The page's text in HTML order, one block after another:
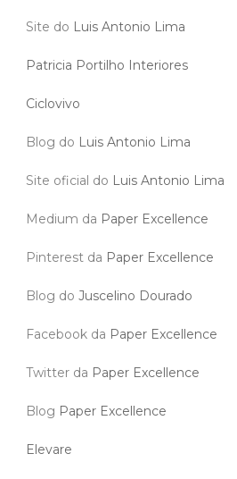
Site do Luis Antonio Lima
Patricia Portilho Interiores
Ciclovivo
Blog do Luis Antonio Lima
Site oficial do Luis Antonio Lima
Medium da Paper Excellence
Pinterest da Paper Excellence
Blog do Juscelino Dourado
Facebook da Paper Excellence
Twitter da Paper Excellence
Blog Paper Excellence
Elevare